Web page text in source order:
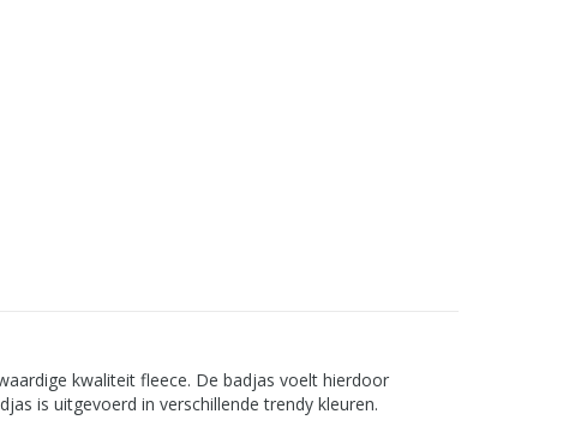
kwaliteit fleece. De badjas voelt hierdoor
is uitgevoerd in verschillende trendy kleuren.